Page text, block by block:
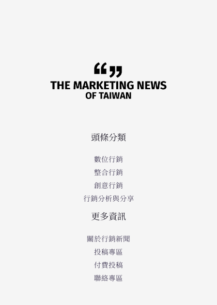
頭條分類
數位行銷
整合行銷
創意行銷
行銷分析與分享
更多資訊
關於行銷新聞
投稿專區
付費投稿
聯絡專區